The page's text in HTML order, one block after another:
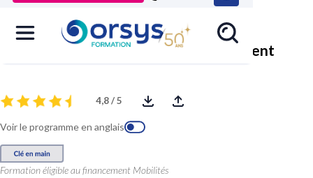
rentabilité d'un investissement
Évaluer la rentabilité d'un investissement
4,8 / 5
Voir le programme en anglais
Formation éligible au financement Mobilités